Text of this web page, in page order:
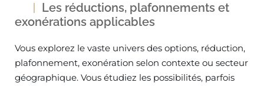
Les réductions, plafonnements et
exonérations applicables
Vous explorez le vaste univers des options, réduction,
plafonnement, exonération selon contexte ou secteur
géographique. Vous étudiez les possibilités, parfois